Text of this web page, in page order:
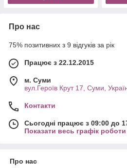
Про нас
75% позитивних з 9 відгуків за рік
Працює з 22.12.2015
м. Суми
вул.Героїв Крут 17, Суми,
Контакти
Сьогодні працює з 09:00 до
Показати весь графік роботи
Про нас